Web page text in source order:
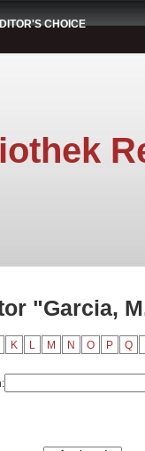
CHOICE
"Garcia,
K L M N O P Q